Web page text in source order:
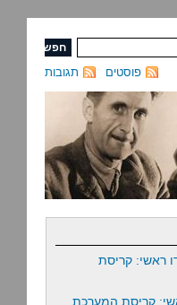
תגובות פוסטים
ראשי: קריסת
קריסת המערכת